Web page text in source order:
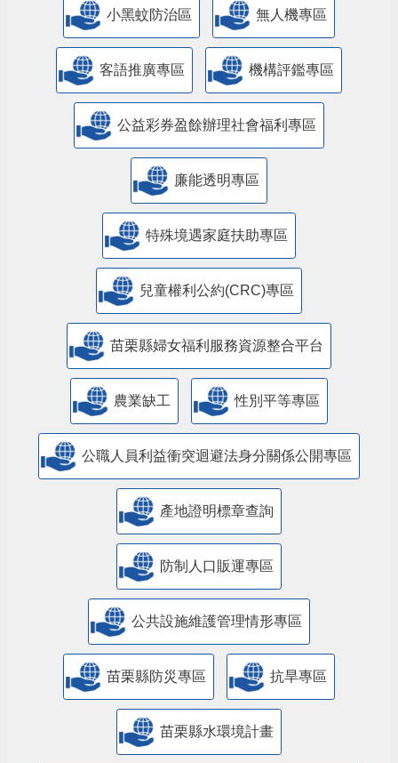
小黑蚊防治區 無人機專區
客語推廣專區 機構評鑑專區
公益彩券盈餘辦理社會福利專區
廉能透明專區
特殊境遇家庭扶助專區
兒童權利公約(CRC)專區
苗栗縣婦女福利服務資源整合平台
農業缺工 性別平等專區
公職人員利益衝突迴避法身分關係公開專區
產地證明標章查詢
防制人口販運專區
​公共設施維護管理情形專區
苗栗縣防災專區 抗旱專區
苗栗縣水環境計畫